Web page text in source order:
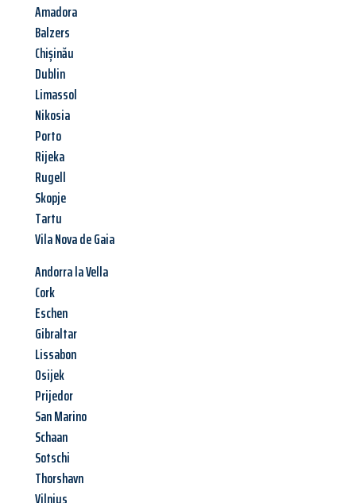
Amadora
Balzers
Chișinău
Dublin
Limassol
Nikosia
Porto
Rijeka
Rugell
Skopje
Tartu
Vila Nova de Gaia
Andorra la Vella
Cork
Eschen
Gibraltar
Lissabon
Osijek
Prijedor
San Marino
Schaan
Sotschi
Thorshavn